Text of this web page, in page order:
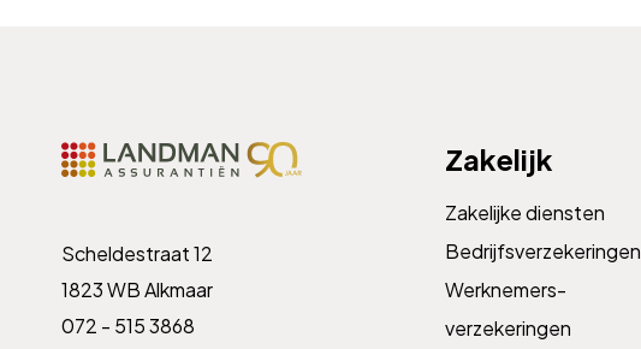
Scheldestraat 12
1823 WB Alkmaar
072 - 515 3868
Zakelijk
Zakelijke diensten
Bedrijfsverzekeringen
Werknemers­­
verzekeringen